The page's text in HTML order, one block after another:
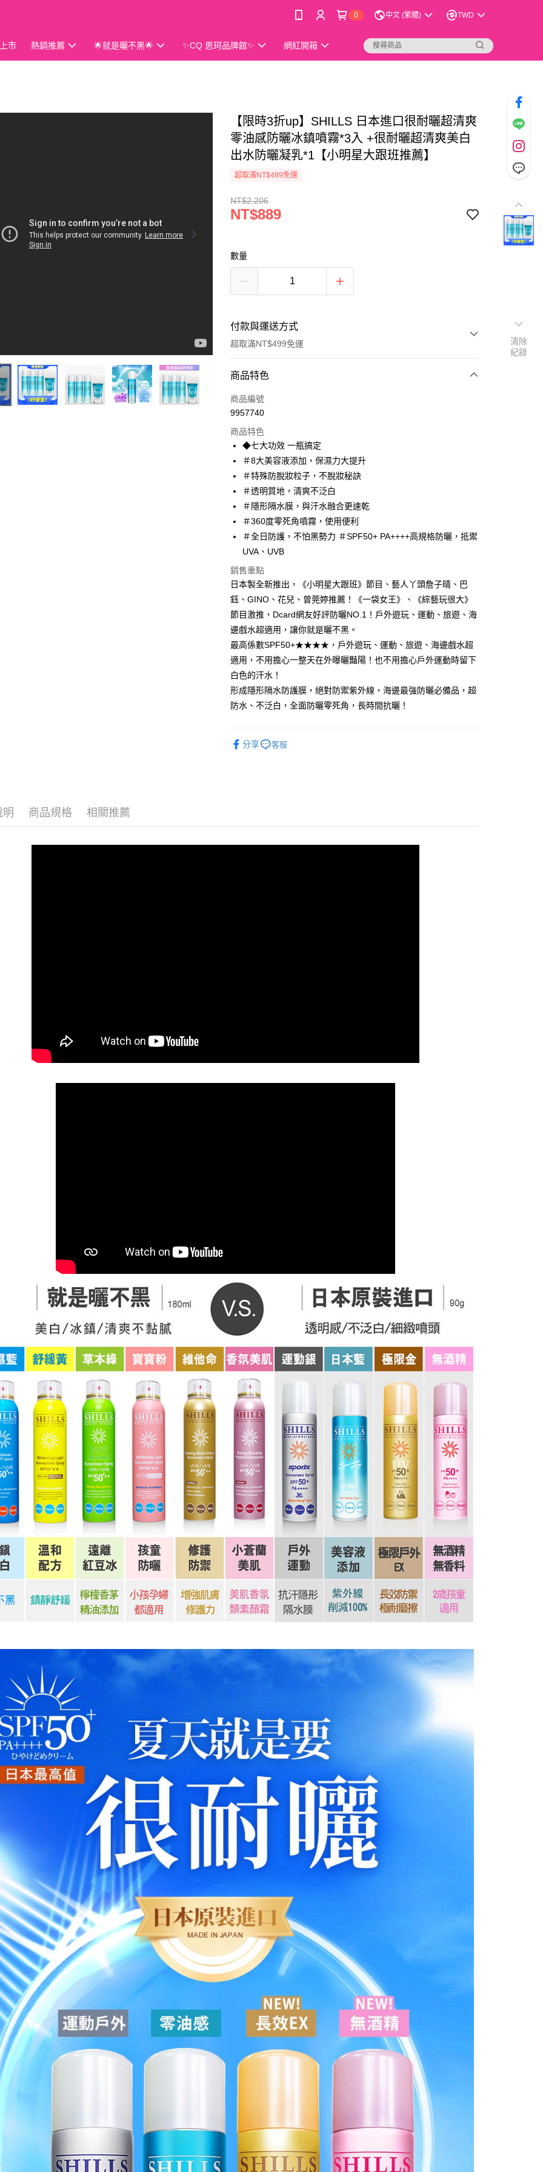
0 中文 (繁體) TWD
市 熱銷推薦 🌟就是曬不黑🌟 ✨CQ 思珂品牌館✨ 網紅開箱
【限時3折up】SHILLS 日本進口很耐曬超清爽
零油感防曬冰鎮噴霧*3入 +很耐曬超清爽美白
出水防曬凝乳*1【小明星大跟班推薦】
超取滿NT$499免運
NT$2,206
NT$889
數量
付款與運送方式
超取滿NT$499免運
付款方式
信用卡一次付款
LINE Pay
Apple Pay
街口支付
悠遊付
ATM付款
運送方式
全家取貨付款
每筆NT$85，滿NT$499(含以上)免運費
付款後全家取貨
每筆NT$85，滿NT$499(含以上)免運費
7-11取貨付款
每筆NT$85，滿NT$499(含以上)免運費
付款後7-11取貨
宅配
商品特色
商品編號
9957740
商品特色
◆七大功效 一瓶搞定
＃8大美容液添加，保濕力大提升
＃特殊防脫妝粒子，不脫妝秘訣
＃透明質地，清爽不泛白
＃隱形隔水膜，與汗水融合更速乾
＃360度零死角噴霧，使用便利
＃全日防護，不怕黑勢力 ＃SPF50+ PA++++高規格防曬，抵禦
UVA、UVB
銷售重點
日本製全新推出，《小明星大跟班》節目、藝人丫頭詹子晴、巴
鈺、GINO、花兒、曾莞婷推薦！《一袋女王》、《綜藝玩很大》
節目激推，Dcard網友好評防曬NO.1！戶外遊玩、運動、旅遊、海
邊戲水超適用，讓你就是曬不黑。
最高係數SPF50+★★★★，戶外遊玩、運動、旅遊、海邊戲水超
適用，不用擔心一整天在外曝曬豔陽！也不用擔心戶外運動時留下
白色的汗水！
形成隱形隔水防護膜，絕對防禦紫外線，海邊最強防曬必備品，超
防水、不泛白，全面防曬零死角，長時間抗曬！
分享 客服
明 商品規格 相關推薦
清除
紀錄